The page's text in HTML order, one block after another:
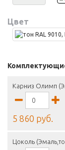
Цвет
Карниз Олимп
5 860 руб.
Цоколь